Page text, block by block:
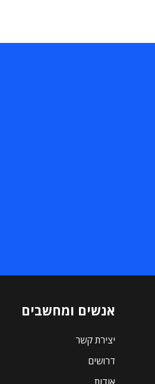
אנשים ומחשבים
יצירת קשר
דרושים